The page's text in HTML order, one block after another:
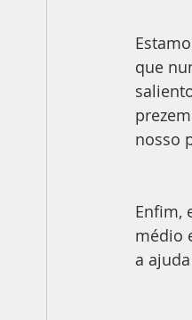
que
nosso
Enfim,
médio
a